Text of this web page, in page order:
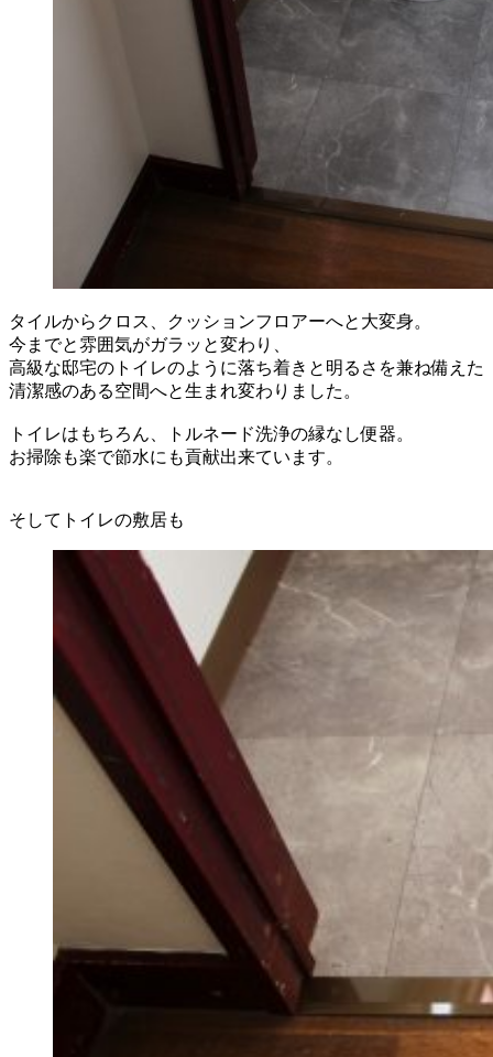
タイルからクロス、クッションフロアーへと大変身。
今までと雰囲気がガラッと変わり、
高級な邸宅のトイレのように落ち着きと明るさを兼ね備えた
清潔感のある空間へと生まれ変わりました。
トイレはもちろん、トルネード洗浄の縁なし便器。
お掃除も楽で節水にも貢献出来ています。
そしてトイレの敷居も